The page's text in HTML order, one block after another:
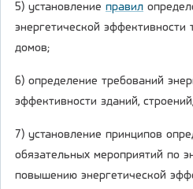
5) установление правил
энергетической эффективности
домов;
6) определение требований
эффективности зданий,
7) установление принципов
обязательных мероприятий по
повышению энергетической